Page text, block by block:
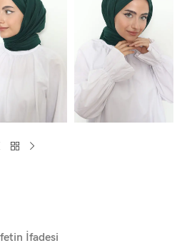
İfadesi